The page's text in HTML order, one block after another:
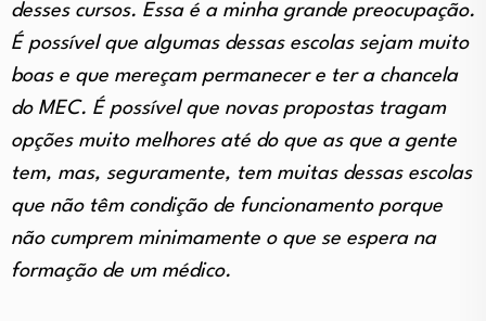
desses cursos. Essa é a minha grande preocupação.
É possível que algumas dessas escolas sejam muito
boas e que mereçam permanecer e ter a chancela
do MEC. É possível que novas propostas tragam
opções muito melhores até do que as que a gente
tem, mas, seguramente, tem muitas dessas escolas
que não têm condição de funcionamento porque
não cumprem minimamente o que se espera na
formação de um médico.